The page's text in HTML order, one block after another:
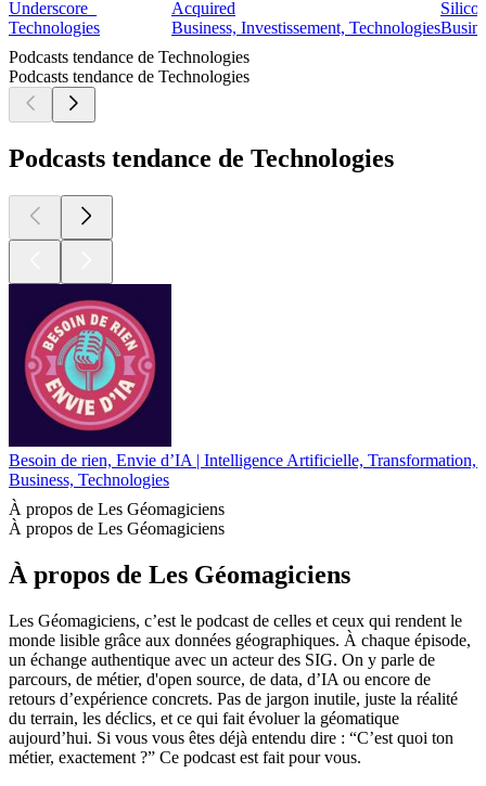
Underscore_
Technologies
Acquired
Business, Investissement, Technologies
Podcasts tendance de Technologies
Podcasts tendance de Technologies
Podcasts tendance de Technologies
Besoin de rien, Envie d’IA | Intelligence Artificielle, Transformation,
Business, Technologies
À propos de Les Géomagiciens
À propos de Les Géomagiciens
À propos de Les Géomagiciens
Les Géomagiciens, c’est le podcast de celles et ceux qui rendent le
monde lisible grâce aux données géographiques. À chaque épisode,
un échange authentique avec un acteur des SIG. On y parle de
parcours, de métier, d'open source, de data, d’IA ou encore de
retours d’expérience concrets. Pas de jargon inutile, juste la réalité
du terrain, les déclics, et ce qui fait évoluer la géomatique
aujourd’hui. Si vous vous êtes déjà entendu dire : “C’est quoi ton
métier, exactement ?” Ce podcast est fait pour vous.